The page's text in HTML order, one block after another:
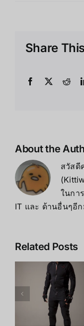
ฮิว
สุด
Share
Facebook
X
About the
สวัสดี
ในกา
IT และ ด้านอื่นๆอี
Related Posts
เปิดมิ
แห่งอ
กับนวัต